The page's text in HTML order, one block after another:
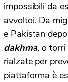
impossibili da
avvoltoi. Da
e Pakistan
dakhma, o torri
rialzate per
piattaforma è